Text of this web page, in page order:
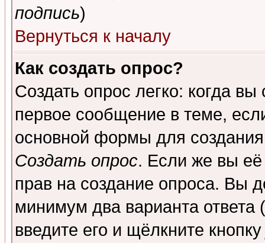
подпись)
Вернуться к началу
Как создать опрос?
Создать опрос легко: когда
первое сообщение в теме,
основной формы для
Создать опрос. Если же вы её
прав на создание опроса. Вы
минимум два варианта ответа
введите его и щёлкните